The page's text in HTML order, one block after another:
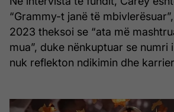
“Grammy-t janë të
2023 theksoi se “ata më
mua”, duke nënkuptuar se
nuk reflekton ndikimin dhe